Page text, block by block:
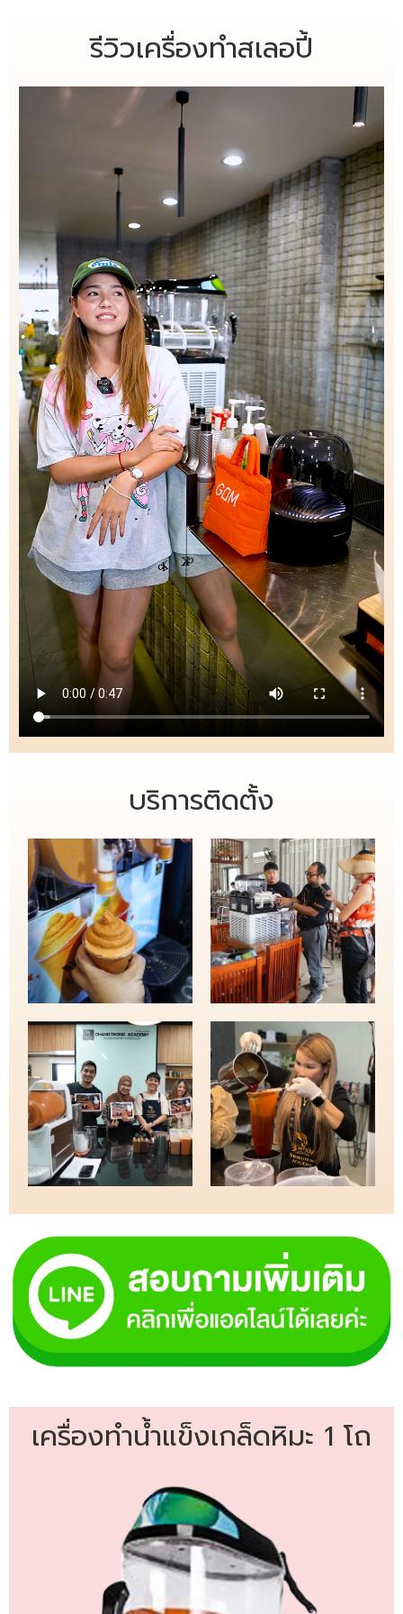
รีวิวเครื่องทำสเลอปี้
บริการติดตั้ง
เครื่องทำน้ำแข็งเกล็ดหิมะ 1 โถ